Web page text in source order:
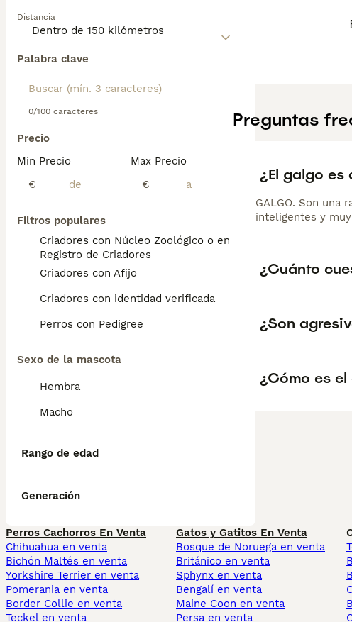
Distancia
Palabra clave
0/100 caracteres
Precio
Min Precio
€
Max Precio
€
Filtros populares
Criadores con Núcleo Zoológico o en el
Registro de Criadores
Criadores con Afijo
Criadores con identidad verificada
Perros con Pedigree
Sexo de la mascota
Hembra
Macho
Rango de edad
Generación
Preguntas
¿El galgo es
GALGO. Son una
inteligentes y
¿Cuánto
¿Son
¿Cómo es
Perros Cachorros En Venta
Chihuahua en venta
Bichón Maltés en venta
Yorkshire Terrier en venta
Pomerania en venta
Border Collie en venta
Teckel en venta
Gatos y Gatitos En Venta
Bosque de Noruega en venta
Británico en venta
Sphynx en venta
Bengalí en venta
Maine Coon en venta
Persa en venta